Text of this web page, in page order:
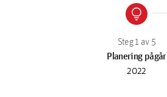
lightbulb
Planering pågår
2022